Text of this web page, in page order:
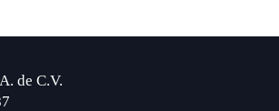
de C.V.